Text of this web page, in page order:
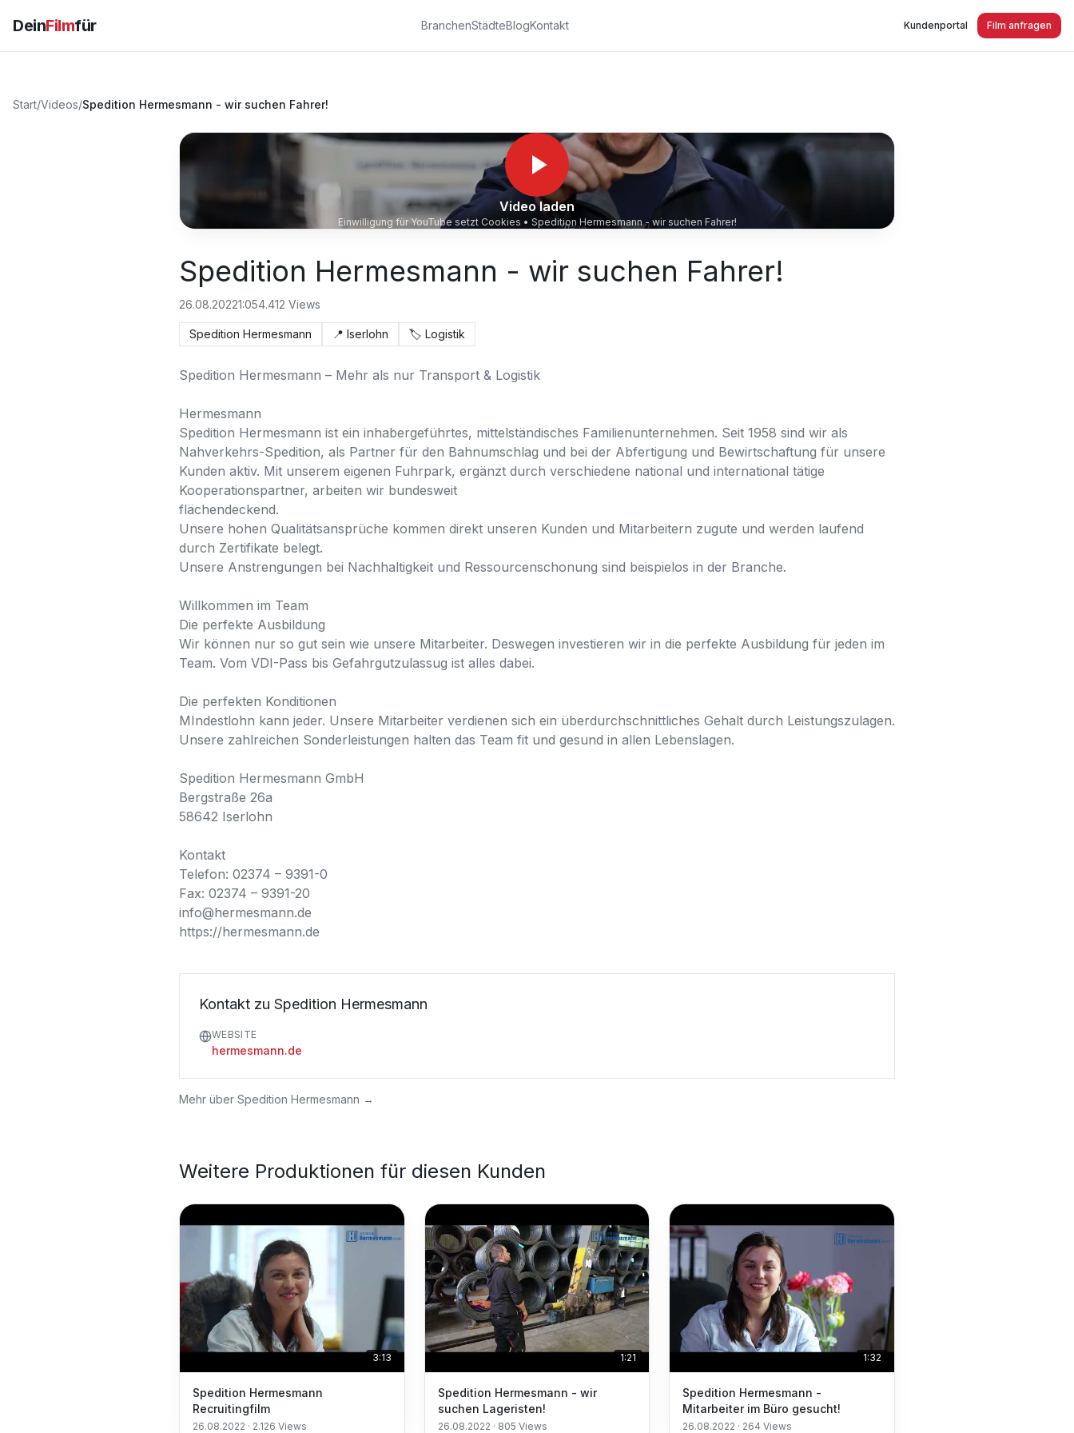
DeinFilmfür BranchenStädteBlogKontakt Kundenportal Film anfragen
Start/Videos/Spedition Hermesmann - wir suchen Fahrer!
Video laden
Einwilligung für YouTube setzt Cookies • Spedition Hermesmann - wir suchen Fahrer!
Spedition Hermesmann - wir suchen Fahrer!
26.08.20221:054.412 Views
Spedition Hermesmann 📍 Iserlohn 🏷️ Logistik
Spedition Hermesmann – Mehr als nur Transport & Logistik
Hermesmann
Spedition Hermesmann ist ein inhabergeführtes, mittelständisches Familienunternehmen. Seit 1958 sind wir als
Nahverkehrs-Spedition, als Partner für den Bahnumschlag und bei der Abfertigung und Bewirtschaftung für unsere
Kunden aktiv. Mit unserem eigenen Fuhrpark, ergänzt durch verschiedene national und international tätige
Kooperationspartner, arbeiten wir bundesweit
flächendeckend.
Unsere hohen Qualitätsansprüche kommen direkt unseren Kunden und Mitarbeitern zugute und werden laufend
durch Zertifikate belegt.
Unsere Anstrengungen bei Nachhaltigkeit und Ressourcenschonung sind beispielos in der Branche.
Willkommen im Team
Die perfekte Ausbildung
Wir können nur so gut sein wie unsere Mitarbeiter. Deswegen investieren wir in die perfekte Ausbildung für jeden im
Team. Vom VDI-Pass bis Gefahrgutzulassug ist alles dabei.
Die perfekten Konditionen
MIndestlohn kann jeder. Unsere Mitarbeiter verdienen sich ein überdurchschnittliches Gehalt durch Leistungszulagen.
Unsere zahlreichen Sonderleistungen halten das Team fit und gesund in allen Lebenslagen.
Spedition Hermesmann GmbH
Bergstraße 26a
58642 Iserlohn
Kontakt
Telefon: 02374 – 9391-0
Fax: 02374 – 9391-20
info@hermesmann.de
https://hermesmann.de
Kontakt zu Spedition Hermesmann
WEBSITE
hermesmann.de
Mehr über Spedition Hermesmann →
Weitere Produktionen für diesen Kunden
3:13
Spedition Hermesmann
Recruitingfilm
26.08.2022 · 2.126 Views
1:21
Spedition Hermesmann - wir
suchen Lageristen!
26.08.2022 · 805 Views
1:32
Spedition Hermesmann -
Mitarbeiter im Büro gesucht!
26.08.2022 · 264 Views